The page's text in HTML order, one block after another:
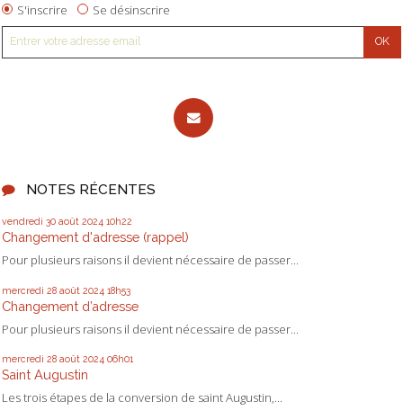
S'inscrire Se désinscrire
NOTES RÉCENTES
vendredi 30 août 2024 10h22
Changement d'adresse (rappel)
Pour plusieurs raisons il devient nécessaire de passer...
mercredi 28 août 2024 18h53
Changement d’adresse
Pour plusieurs raisons il devient nécessaire de passer...
mercredi 28 août 2024 06h01
Saint Augustin
Les trois étapes de la conversion de saint Augustin,...